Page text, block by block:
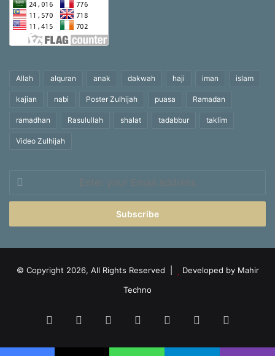
Allah alquran anak dakwah haji iman islam
kajian nabi Poster Zulhijah puasa Ramadan
ramadhan Rasulullah shalat tadabbur taklim
Video Zulhijah
Enter
your
Email
© Copyright 2026, All Rights Reserved |
Developed by Mahir
Techno
Facebook YouTubeInstagramTelegramTikTok